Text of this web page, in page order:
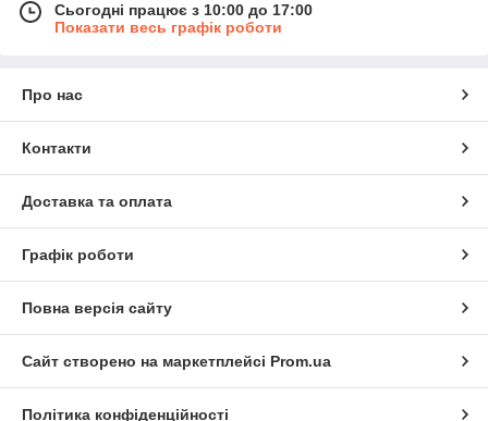
Сьогодні працює з 10:00 до 17:00
Показати весь графік роботи
Про нас
Контакти
Доставка та оплата
Графік роботи
Повна версія сайту
Сайт створено на маркетплейсі Prom.ua
Політика конфіденційності